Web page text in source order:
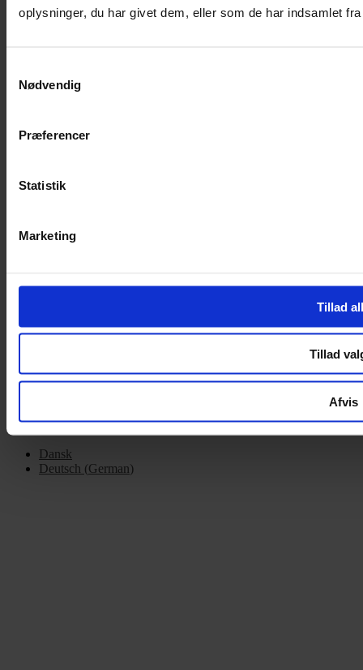
oplysninger, du har givet dem, eller som de har indsamlet
Nødvendig
Præferencer
Statistik
Marketing
Tillad
Tillad
Afvis
Facebook-f Instagram
Handelsbetingelser
Handelsbetingelser
Om Yarn Every Wear
Mandag – Fredag 10:00 – 17:30
Copyright © 2022.Design & hosting by Webhuset Ballum ApS
Dansk
Deutsch (German)